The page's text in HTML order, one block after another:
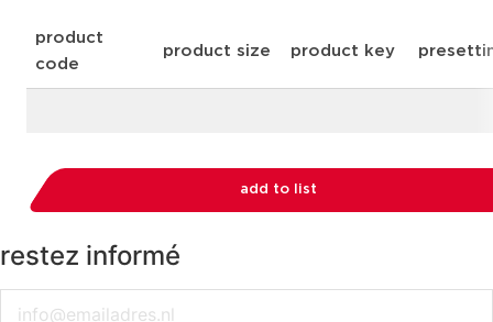
restez informé